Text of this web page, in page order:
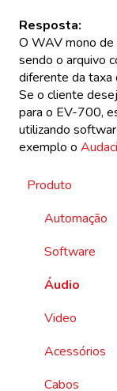
Resposta:
O WAV mono
sendo o arquivo
diferente da
Se o cliente
para o EV-700,
utilizando
exemplo o
Produto
Automação
Software
Áudio
Video
Acessórios
Cabos